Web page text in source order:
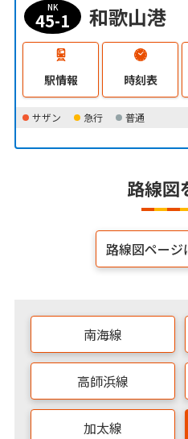
NK
45-1 和歌山港
駅情報 時刻表
サザン 急行 普通
路線図
路線図ページ
南海線
高師浜線
加太線